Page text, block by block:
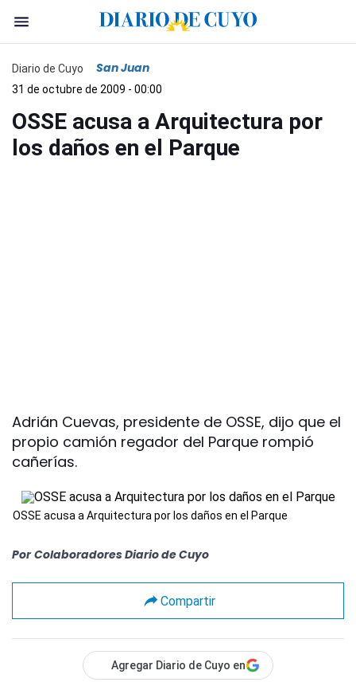
Diario de Cuyo San Juan
31 de octubre de 2009 - 00:00
OSSE acusa a Arquitectura por
los daños en el Parque
Adrián Cuevas, presidente de OSSE, dijo que el
propio camión regador del Parque rompió
cañerías.
OSSE acusa a Arquitectura por los daños en el Parque
Por Colaboradores Diario de Cuyo
Compartir
Agregar Diario de Cuyo en